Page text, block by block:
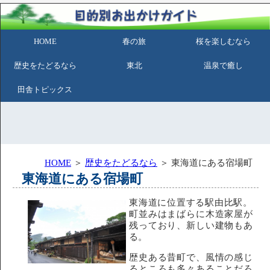
HOME 春の旅 桜を楽しむなら
歴史をたどるなら 東北 温泉で癒し
田舎トピックス
HOME ＞ 歴史をたどるなら ＞ 東海道にある宿場町
東海道にある宿場町
東海道に位置する駅由比駅。
町並みはまばらに木造家屋が
残っており、新しい建物もあ
る。
歴史ある昔町で、風情の感じ